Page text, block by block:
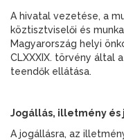
A hivatal vezetése, a
köztisztviselői és
Magyarország helyi
CLXXXIX. törvény által
teendők ellátása.
Jogállás, illetmény és
A jogállásra, az